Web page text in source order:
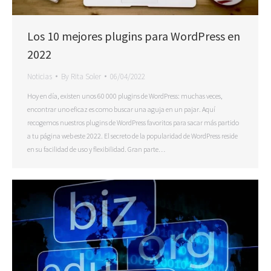
Los 10 mejores plugins para WordPress en
2022
Noticias By Rita Soler 06/04/2022
Hoy en día, existen unos 60 000 plugins de WordPress: muchas veces,
encontrar uno eficaz es como buscar una aguja en un pajar. Aquí
recogemos nuestros plugins de WordPress favoritos para sacar más partido
a tu página web este 2022. El secreto de la popularidad de WordPress reside
en su facilidad de uso y flexibilidad. Gran parte…